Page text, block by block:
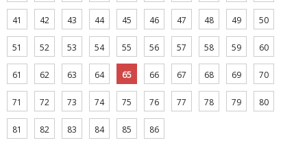
41 42 43 44 45 46 47 48 49 50
51 52 53 54 55 56 57 58 59 60
61 62 63 64 65 66 67 68 69 70
71 72 73 74 75 76 77 78 79 80
81 82 83 84 85 86